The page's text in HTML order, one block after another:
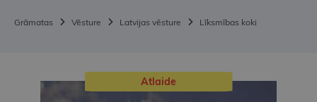
Grāmatas Vēsture Latvijas vēsture Līksmības koki
Atlaide